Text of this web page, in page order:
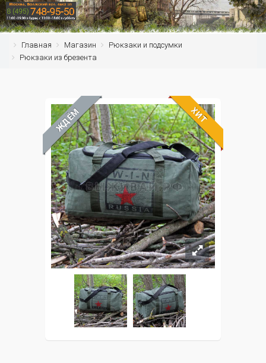
Главная Магазин
Рюкзаки и подсумки
Рюкзаки из брезента
ЖДЁМ ХИТ